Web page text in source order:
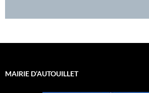
MAIRIE D’AUTOUILLET